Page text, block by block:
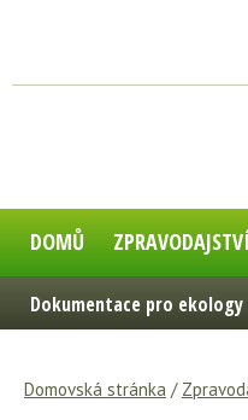
DOMŮ
Dokumentace pro ekology
Domovská stránka /